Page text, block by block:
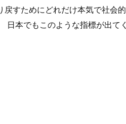
すためにどれだけ本気で社会的
日本でもこのような指標が出てく